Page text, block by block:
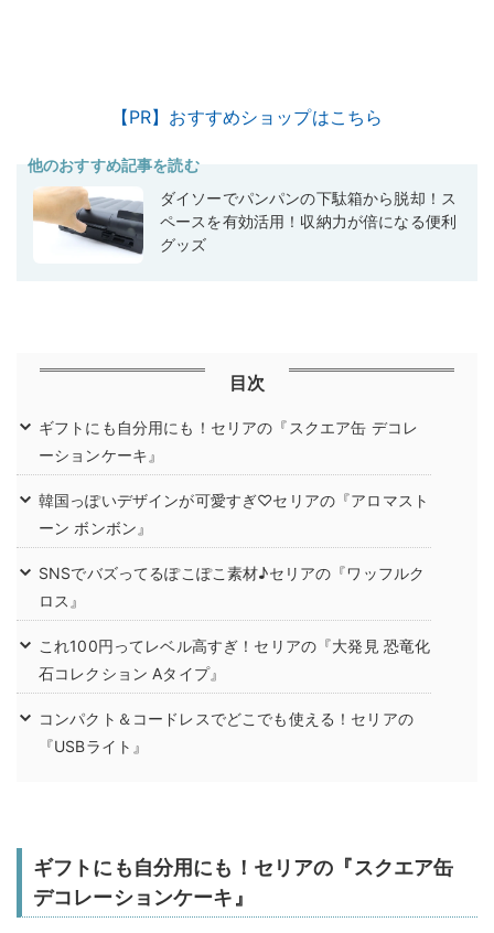
【PR】おすすめショップはこちら
他のおすすめ記事を読む
ダイソーでパンパンの下駄箱から脱却！ス
ペースを有効活用！収納力が倍になる便利
グッズ
目次
ギフトにも自分用にも！セリアの『スクエア缶 デコレ
ーションケーキ』
韓国っぽいデザインが可愛すぎ♡セリアの『アロマスト
ーン ボンボン』
SNSでバズってるぽこぽこ素材♪セリアの『ワッフルク
ロス』
これ100円ってレベル高すぎ！セリアの『大発見 恐竜化
石コレクション Aタイプ』
コンパクト＆コードレスでどこでも使える！セリアの
『USBライト』
ギフトにも自分用にも！セリアの『スクエア缶
デコレーションケーキ』